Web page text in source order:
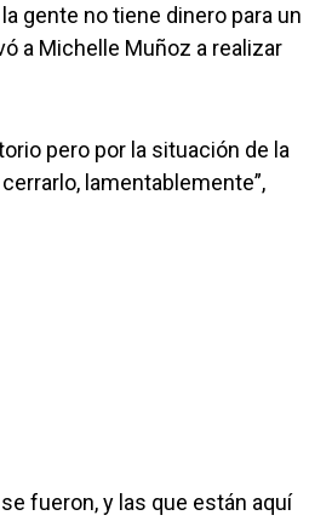
gente no tiene dinero para un
a Michelle Muñoz a realizar
pero por la situación de la
lamentablemente”,
fueron, y las que están aquí